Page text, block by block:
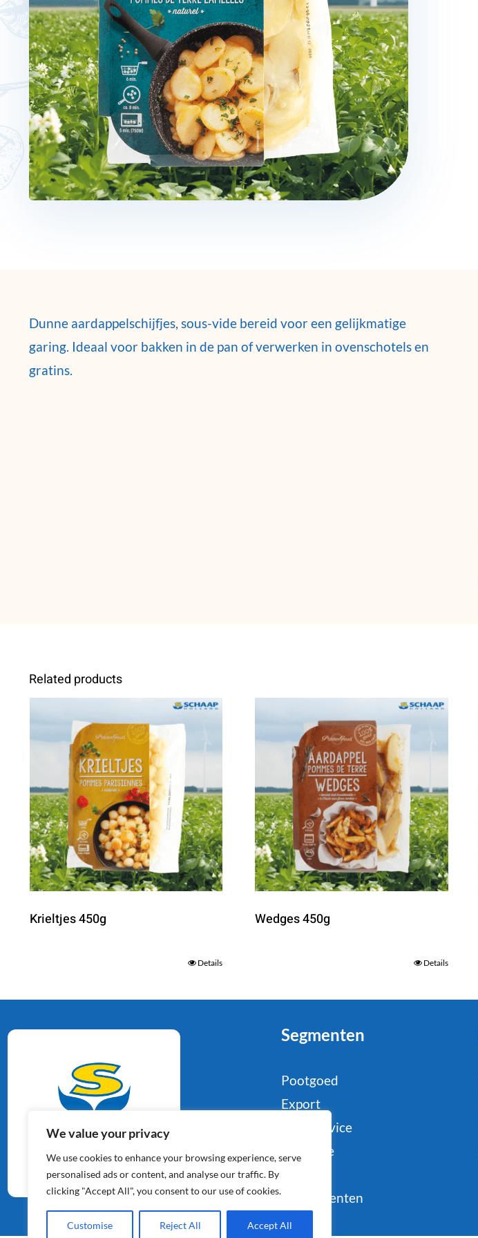
We value your privacy
We use cookies to enhance your browsing experience, serve
personalised ads or content, and analyse our traffic. By
clicking "Accept All", you consent to our use of cookies.
Customise Reject All Accept All
Dunne aardappelschijfjes, sous-vide bereid voor een gelijkmatige
garing. Ideaal voor bakken in de pan of verwerken in ovenschotels en
gratins.
Related products
Krieltjes 450g
Details
Wedges 450g
Details
Aardappelspecialisten
Sinds 1964
Segmenten
Pootgoed
Export
Foodservice
Industrie
Consumenten